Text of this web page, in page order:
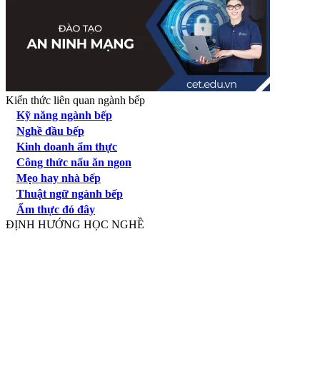
Kiến thức liên quan ngành bếp
Kỹ năng ngành bếp
Nghề đầu bếp
Kinh doanh ẩm thực
Công thức nấu ăn ngon
Mẹo hay nhà bếp
Thuật ngữ ngành bếp
Ẩm thực đó đây
ĐỊNH HƯỚNG HỌC NGHỀ